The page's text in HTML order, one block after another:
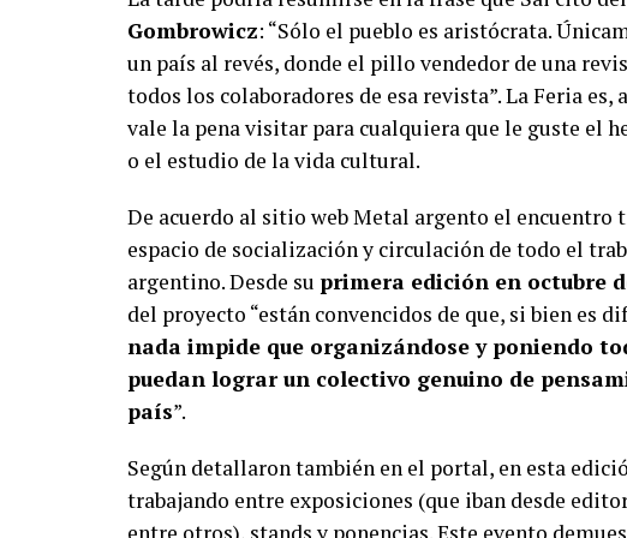
Gombrowicz: “Sólo el pueblo es aristócrata.
un país al revés, donde el pillo vendedor de una
todos los colaboradores de esa revista”. La Feria es,
vale la pena visitar para cualquiera que le guste el
o el estudio de la vida cultural.
De acuerdo al sitio web Metal argento el encuentro
espacio de socialización y circulación de todo el
argentino. Desde su primera edición en octubre
del proyecto “están convencidos de que, si bien es
nada impide que organizándose y poniendo
puedan lograr un colectivo genuino de
país”.
Según detallaron también en el portal, en esta
trabajando entre exposiciones (que iban desde